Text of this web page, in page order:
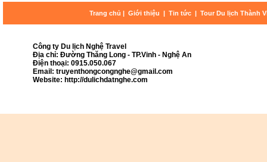
Trang chủ | Giới thiệu | Tin tức | Tour Du lịch Thành
Công ty Du lịch Nghệ Travel
Địa chỉ: Đường Thăng Long - TP.Vinh - Nghệ An
Điện thoại: 0915.050.067
Email: truyenthongcongnghe@gmail.com
Website: http://dulichdatnghe.com